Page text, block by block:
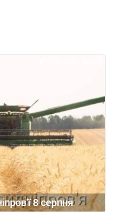
8 серпня